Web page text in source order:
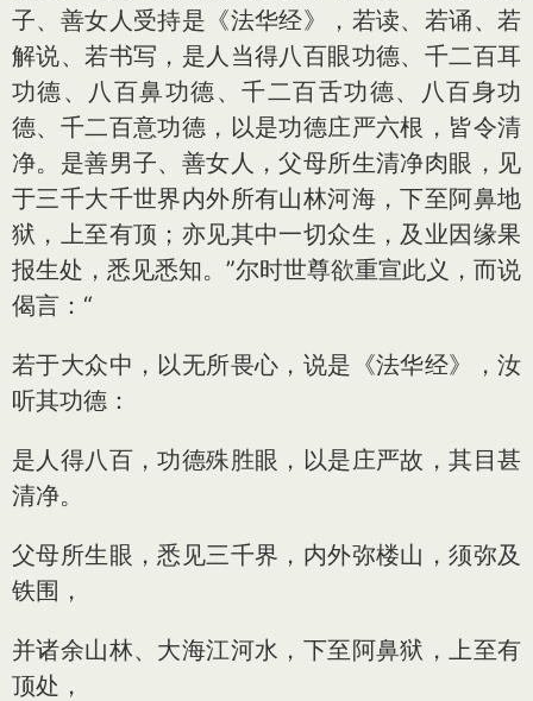
子、善女人受持是《法华经》，若读、若诵、若
解说、若书写，是人当得八百眼功德、千二百耳
功德、八百鼻功德、千二百舌功德、八百身功
德、千二百意功德，以是功德庄严六根，皆令清
净。是善男子、善女人，父母所生清净肉眼，见
于三千大千世界内外所有山林河海，下至阿鼻地
狱，上至有顶；亦见其中一切众生，及业因缘果
报生处，悉见悉知。”尔时世尊欲重宣此义，而说
偈言：“
若于大众中，以无所畏心，说是《法华经》，汝
听其功德：
是人得八百，功德殊胜眼，以是庄严故，其目甚
清净。
父母所生眼，悉见三千界，内外弥楼山，须弥及
铁围，
并诸余山林、大海江河水，下至阿鼻狱，上至有
顶处，